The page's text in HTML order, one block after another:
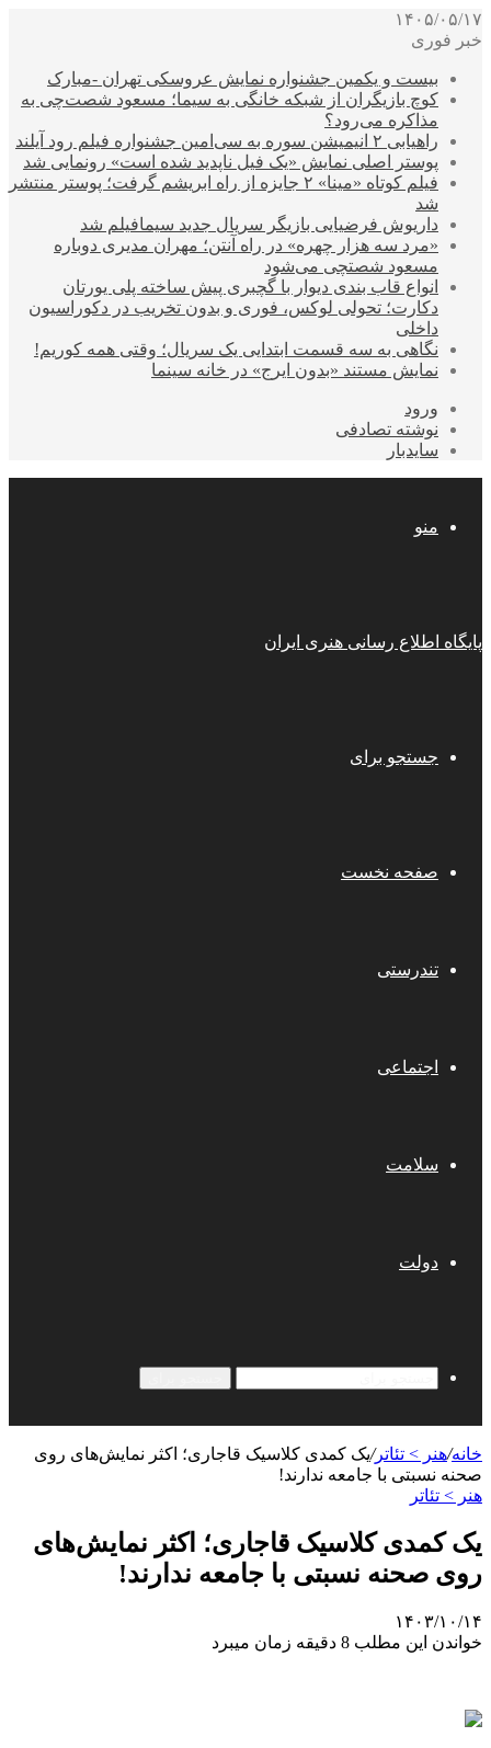
۱۴۰۵/۰۵/۱۷
خبر فوری
بیست و یکمین جشنواره نمایش عروسکی تهران -مبارک
کوچ بازیگران از شبکه خانگی به سیما؛ مسعود شصت‌چی به
مذاکره می‌رود؟
راهیابی ۲ انیمیشن سوره به سی‌امین جشنواره فیلم رود آیلند
پوستر اصلی نمایش «یک فیل ناپدید شده است» رونمایی شد
فیلم کوتاه «مینا» ۲ جایزه از راه ابریشم گرفت؛ پوستر منتشر
شد
داریوش فرضیایی بازیگر سریال جدید سیمافیلم شد
«مرد سه هزار چهره» در راه آنتن؛ مهران مدیری دوباره
مسعود شصتچی می‌شود
انواع قاب بندی دیوار با گچبری پیش ساخته پلی یورتان
دکارت؛ تحولی لوکس، فوری و بدون تخریب در دکوراسیون
داخلی
نگاهی به سه قسمت ابتدایی یک سریال؛ وقتی همه کوریم!
نمایش مستند «بدون ایرج» در خانه سینما
ورود
نوشته تصادفی
سایدبار
منو
پایگاه اطلاع رسانی هنری ایران
جستجو برای
صفحه نخست
تندرستی
اجتماعی
سلامت
دولت
خانه/هنر > تئاتر/یک کمدی کلاسیک قاجاری؛ اکثر نمایش‌های روی
صحنه نسبتی با جامعه ندارند!
هنر > تئاتر
یک کمدی کلاسیک قاجاری؛ اکثر نمایش‌های
روی صحنه نسبتی با جامعه ندارند!
۱۴۰۳/۱۰/۱۴
خواندن این مطلب 8 دقیقه زمان میبرد